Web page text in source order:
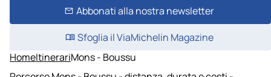
Abbonati alla nostra newsletter
Sfoglia il ViaMichelin Magazine
HomeItinerariMons - Boussu